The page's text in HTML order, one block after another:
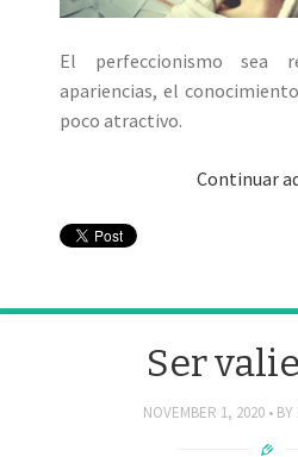
El perfeccionismo sea
apariencias, el
poco atractivo.
Continuar
Ser
NOVEMBER 1, 2020 BY